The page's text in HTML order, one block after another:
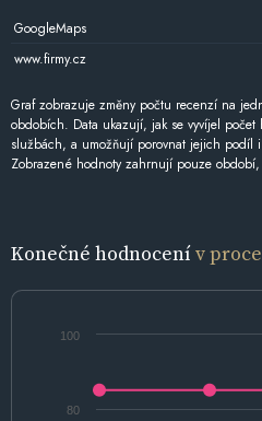
GoogleMaps
www.firmy.cz
Graf zobrazuje změny počtu recenzí na
obdobích. Data ukazují, jak se vyvíjel
službách, a umožňují porovnat jejich podíl
Zobrazené hodnoty zahrnují pouze
Konečné hodnocenív
80
100